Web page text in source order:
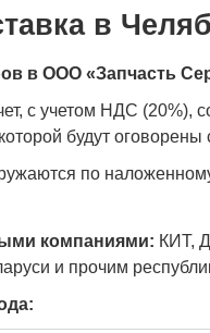
в
в ООО «Запчасть
с учетом НДС (20%),
будут оговорены
по
компаниями: КИТ,
и прочим